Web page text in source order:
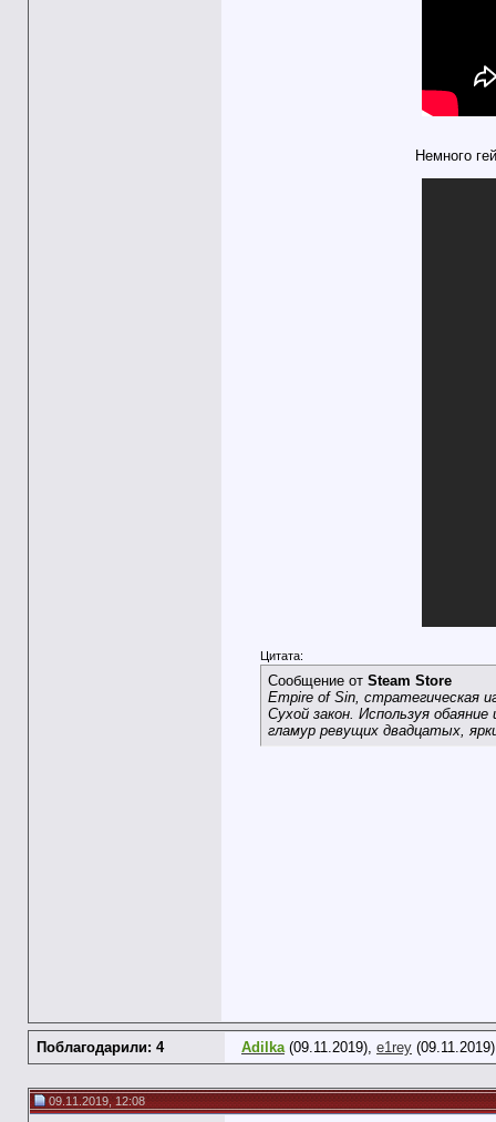
Немного
Цитата:
Сообщение от Steam Store
Empire of Sin, стратегическая
Сухой закон. Используя
гламур ревущих двадцатых,
Поблагодарили: 4 Adilka(09.11.2019), e1rey
09.11.2019, 12:08